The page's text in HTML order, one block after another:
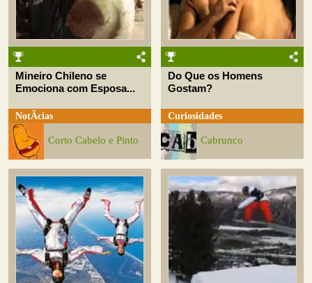
Mineiro Chileno se
Emociona com Esposa...
NotÃ­cias
Corto Cabelo e Pinto
Do Que os Homens
Gostam?
Curiosidades
Cabrunco